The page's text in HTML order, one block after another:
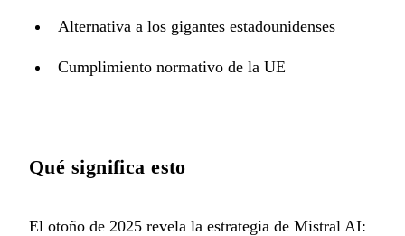
Alternativa a los gigantes estadounidenses
Cumplimiento normativo de la UE
Qué significa esto
El otoño de 2025 revela la estrategia de Mistral AI: